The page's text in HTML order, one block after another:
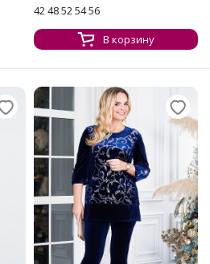
42 48 52 54 56
В корзину